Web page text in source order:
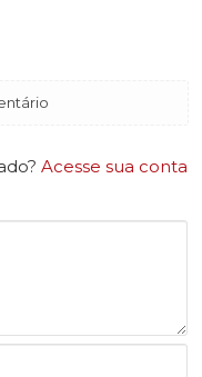
Acesse sua conta